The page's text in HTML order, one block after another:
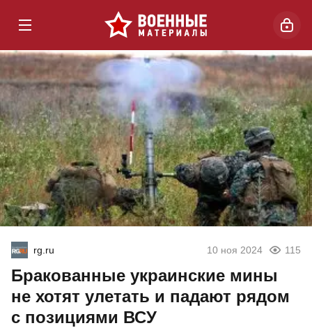
rg.ru 10 ноя 2024 115
Бракованные украинские мины
не хотят улетать и падают рядом
с позициями ВСУ